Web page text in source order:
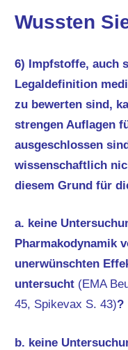
Wussten
6) Impfstoffe, auch
Legaldefinition
zu bewerten sind,
strengen Auflagen
ausgeschlossen
wissenschaftlich
diesem Grund für
a. keine
Pharmakodynamik
unerwünschten
untersucht (EMA
45, Spikevax S. 43)?
b. keine